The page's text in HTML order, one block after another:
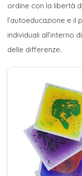
ordine con la libertà
l’autoeducazione e il
individuali all’interno
delle differenze.